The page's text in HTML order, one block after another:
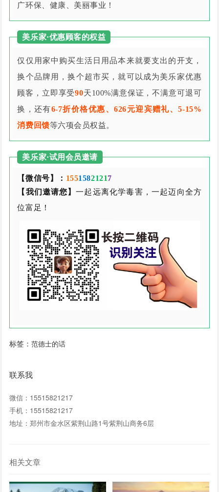
广环保、健康、美丽事业！
美乐家·优惠顾客的权益
仅仅用家中购买生活日用品本来就要支出的开支，
换个品牌用，换个超市买，就可以成为美乐家优惠
顾客，立即享受90天100%满意保证，不满意可退可
换，还有6-7折价格优惠、626元迎宾赠礼、5-15%
消费回馈等六项会员权益。
美乐家·试用会员邀请
【微信号】： 15515821217
【我们邀请您】一起远离化学毒害，一起迈向全方
位富足！
标签：范德士的话
联系我
微信：15515821217
手机：15515821217
地址：郑州市金水区紫荆山路1号紫荆山商务6层
相关文章